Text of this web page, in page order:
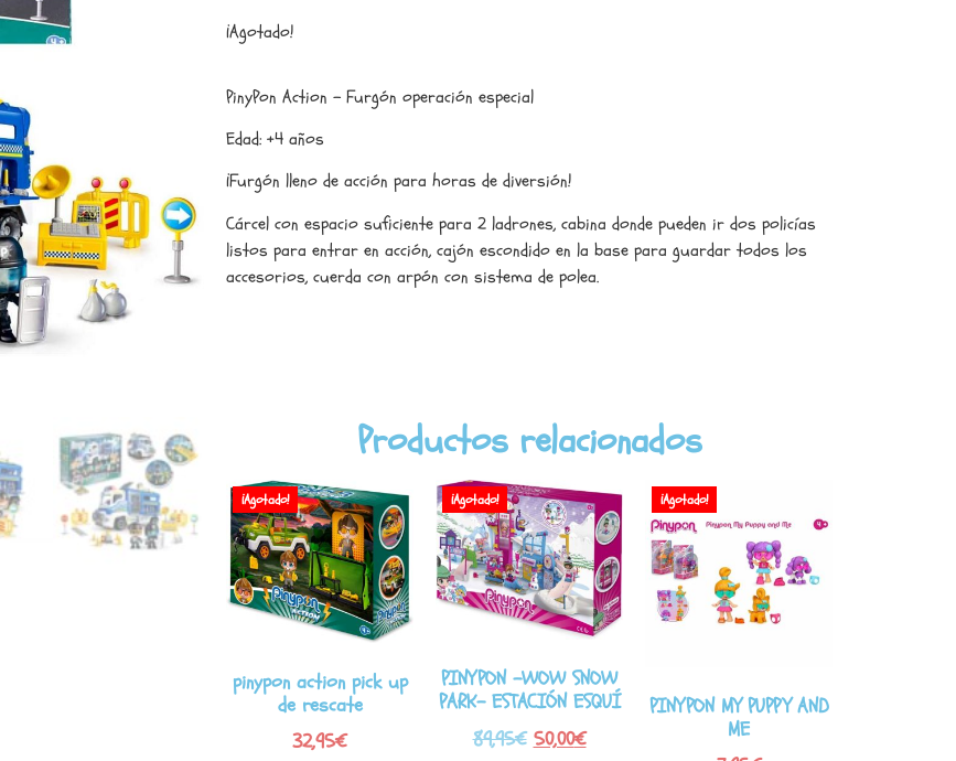
¡Agotado!
PinyPon Action – Furgón operación especial
Edad: +4 años
¡Furgón lleno de acción para horas de diversión!
Cárcel con espacio suficiente para 2 ladrones, cabina donde pueden ir dos policías
listos para entrar en acción, cajón escondido en la base para guardar todos los
accesorios, cuerda con arpón con sistema de polea.
Productos relacionados
¡Agotado!
pinypon action pick up
de rescate
32,95€
¡Agotado!
PINYPON -WOW SNOW
PARK- ESTACIÓN ESQUÍ
89,95€ 50,00€
¡Agotado!
PINYPON MY PUPPY AND
ME